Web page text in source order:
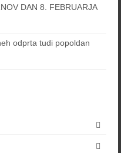
DAN 8. FEBRUARJA
odprta tudi popoldan